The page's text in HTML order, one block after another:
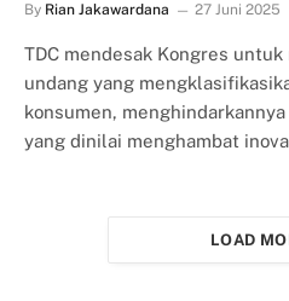
By Rian Jakawardana 27 Juni 2025
TDC mendesak Kongres
undang yang
konsumen,
yang dinilai menghambat
LOAD